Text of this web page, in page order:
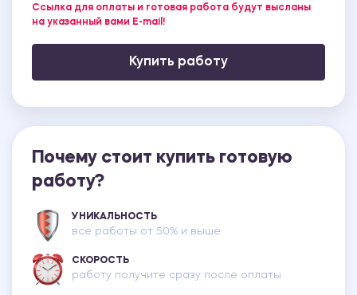
Ссылка для оплаты и готовая работа будут высланы
на указанный вами E-mail!
Купить работу
Почему стоит купить готовую
работу?
УНИКАЛЬНОСТЬ
все работы от 50% и выше
СКОРОСТЬ
работу получите сразу после оплаты